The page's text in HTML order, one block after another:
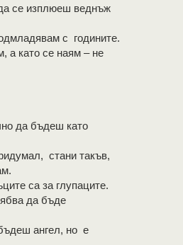
се изплюеш веднъж
с годините.
а като се наям – не
да бъдеш като
стани такъв,
са за глупаците.
да бъде
ангел, но е